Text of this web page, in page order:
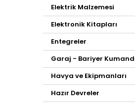
Elektrik Malzemesi
Elektronik Kitapları
Entegreler
Garaj - Bariyer
Havya ve Ekipmanları
Hazır Devreler